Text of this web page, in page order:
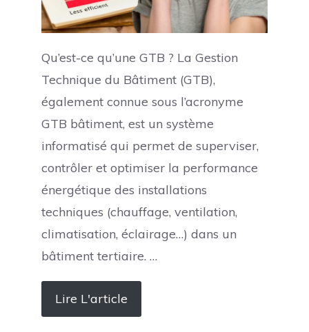
Qu’est-ce qu’une GTB ? La Gestion
Technique du Bâtiment (GTB),
également connue sous l’acronyme
GTB bâtiment, est un système
informatisé qui permet de superviser,
contrôler et optimiser la performance
énergétique des installations
techniques (chauffage, ventilation,
climatisation, éclairage…) dans un
bâtiment tertiaire. …
Lire L'article